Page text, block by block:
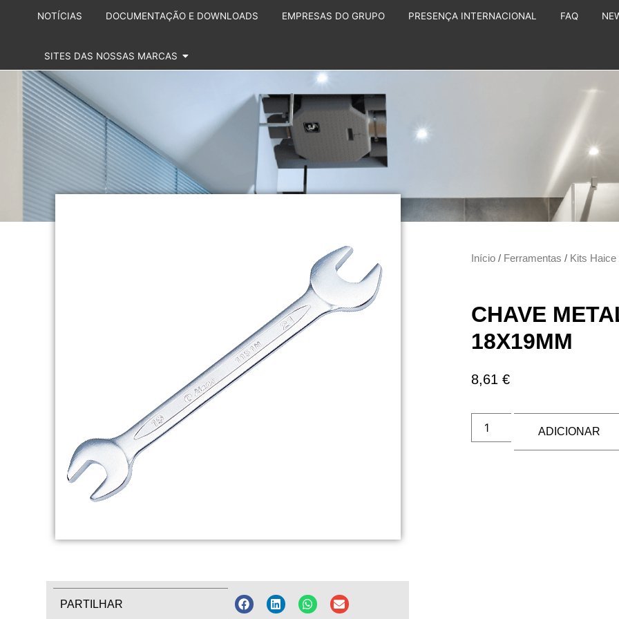
NOTÍCIAS DOCUMENTAÇÃO E DOWNLOADS EMPRESAS DO GRUPO PRESENÇA INTERNACIONAL FAQ
SITES DAS NOSSAS MARCAS
PARTILHAR
Início / Ferramentas / Kits Haice
CHAVE
18X19MM
8,61 €
ADICIONAR